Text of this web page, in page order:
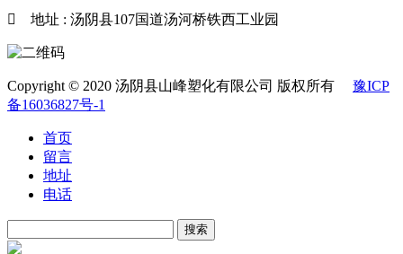
 地址 : 汤阴县107国道汤河桥铁西工业园
Copyright © 2020 汤阴县山峰塑化有限公司 版权所有 豫ICP
备16036827号-1
首页
留言
地址
电话